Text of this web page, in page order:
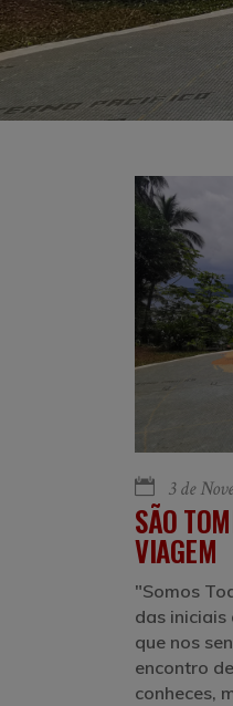
3 de
SÃO
VIAGEM
"Somos
das iniciais
que nos
encontro
conheces,